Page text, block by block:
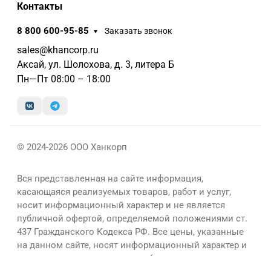
Контакты
8 800 600-95-85 Заказать звонок
sales@khancorp.ru
Аксай, ул. Шолохова, д. 3, литера Б
Пн—Пт 08:00 – 18:00
© 2024-2026 ООО Ханкорп
Вся представленная на сайте информация,
касающаяся реализуемых товаров, работ и услуг,
носит информационный характер и не является
публичной офертой, определяемой положениями ст.
437 Гражданского Кодекса РФ. Все цены, указанные
на данном сайте, носят информационный характер и